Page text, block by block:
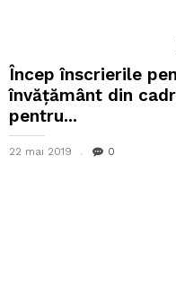
Încep înscrierile
învățământ din
pentru...
22 mai 2019 0